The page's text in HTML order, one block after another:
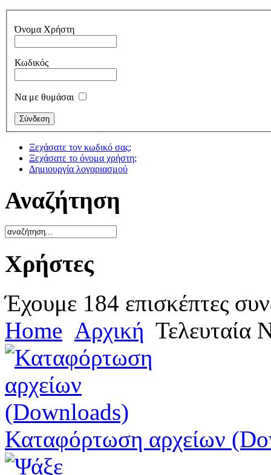
Όνομα Χρήστη
Κωδικός
Να με θυμάσαι
Ξεχάσατε τον κωδικό σας;
Ξεχάσατε το όνομα χρήστη;
Δημιουργία λογαριασμού
Αναζήτηση
Χρήστες
Έχουμε 184 επισκέπτες
Home Αρχική Τελευταία
Καταφόρτωση αρχείων